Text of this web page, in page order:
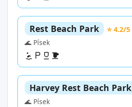
Rest Beach Park
⭐ 4.2/5
🌊 Písek
Harvey Rest Beach Park
🌊 Písek